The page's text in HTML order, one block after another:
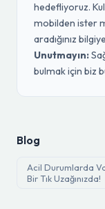
hedefliyoruz.
mobilden ister
aradığınız
Unutmayın:
bulmak için biz
Blog
Acil Durumlarda
Bir Tık Uzağınızda!